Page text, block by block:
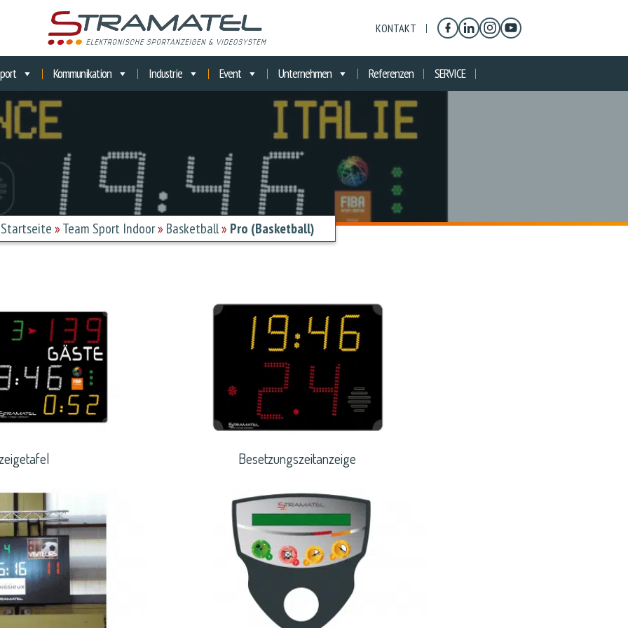
KONTAKT
Kommunikation Industrie Event Unternehmen Referenzen SERVICE
Startseite»Team Sport Indoor» Basketball» Pro (Basketball)
Besetzungszeitanzeige